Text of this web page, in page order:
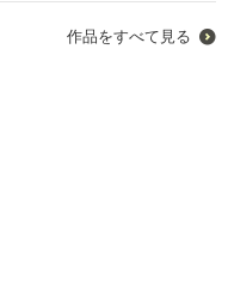
作品をすべて見る